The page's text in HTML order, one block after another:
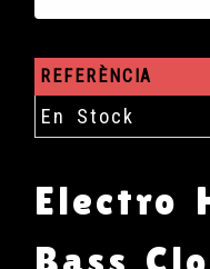
REFERÈNCIA
En Stock
Electro